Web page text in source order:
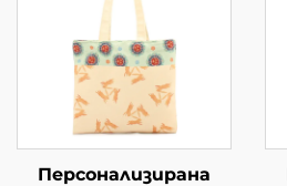
Персонализирана